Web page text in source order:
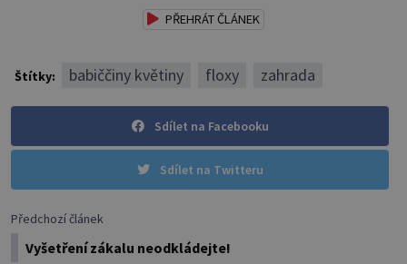
PŘEHRÁT ČLÁNEK
Štítky: babiččiny květiny floxy zahrada
Sdílet na Facebooku
Sdílet na Twitteru
Předchozí článek
Vyšetření zákalu neodkládejte!